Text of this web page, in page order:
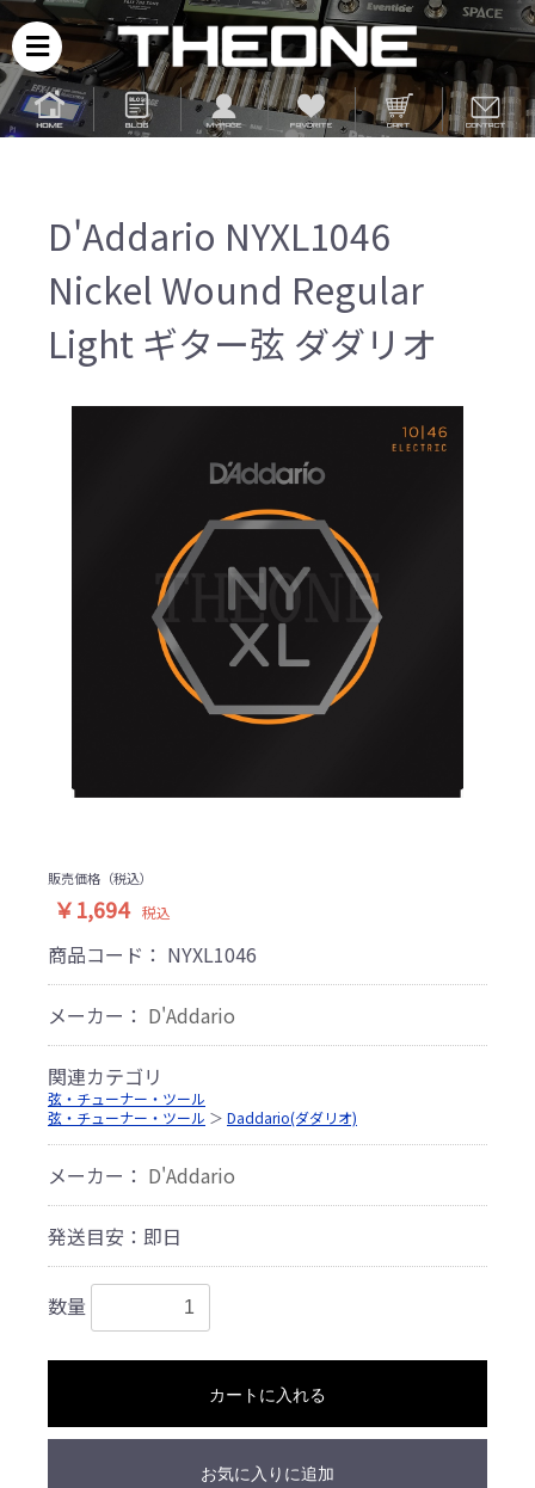
D'Addario NYXL1046
Nickel Wound Regular
Light ギター弦 ダダリオ
販売価格（税込）
￥1,694 税込
商品コード： NYXL1046
メーカー： D'Addario
関連カテゴリ
弦・チューナー・ツール
弦・チューナー・ツール ＞ Daddario(ダダリオ)
メーカー： D'Addario
発送目安：即日
数量
カートに入れる
お気に入りに追加